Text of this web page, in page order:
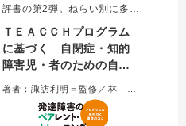
評書の第2弾。ねらい別に多数
じたかかわりができる。ま
た、シューボックス、ファイ
ル、マグネットの課題タイプ
載。現場でよくある疑問もQ
＆Aで収載した。
ＴＥＡＣＣＨプログラム
に基づく 自閉症・知的
障害児・者のための自立
目的別に選べる１０２例